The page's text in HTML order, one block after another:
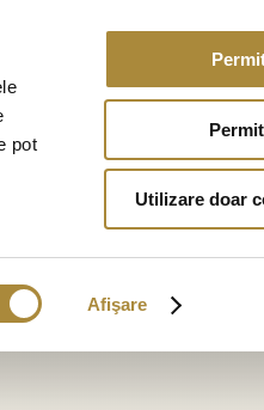
pot
Afişare
Utilizare doar
Contact